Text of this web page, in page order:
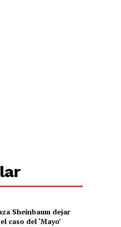
Sheinbaum dejar
caso del ‘Mayo’